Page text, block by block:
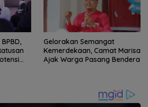
Gelorakan Semangat
Kemerdekaan, Camat Marisa
Ajak Warga Pasang Bendera